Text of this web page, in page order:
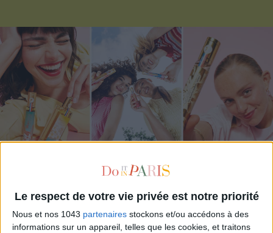
Le respect de votre vie privée est notre priorité
Nous et nos 1043 partenaires stockons et/ou accédons à des
informations sur un appareil, telles que les cookies, et traitons
FRAGRANCES